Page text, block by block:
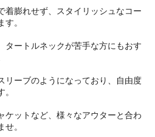
着膨れせず、スタイリッシュなコー
。
タートルネックが苦手な方にもおす
リーブのようになっており、自由度
ケットなど、様々なアウターと合わ
。